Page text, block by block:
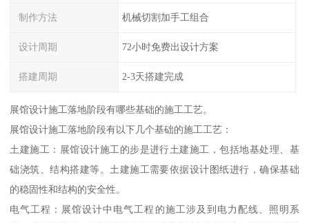
制作方法 机械切割加手工组合
设计周期 72小时免费出设计方案
搭建周期 2-3天搭建完成
展馆设计施工落地阶段有哪些基础的施工工艺。
展馆设计施工落地阶段有以下几个基础的施工工艺：
土建施工：展馆设计施工的步是进行土建施工，包括地基处理、基
础浇筑、结构搭建等。土建施工需要依据设计图纸进行，确保基础
的稳固性和结构的安全性。
电气工程：展馆设计中电气工程的施工涉及到电力配线、照明系